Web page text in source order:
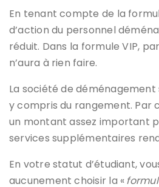
En tenant compte de la
d’action du personnel
réduit. Dans la formule VIP,
n’aura à rien faire.
La société de
y compris du rangement. Par
un montant assez important
services supplémentaires
En votre statut d’étudiant,
aucunement choisir la «